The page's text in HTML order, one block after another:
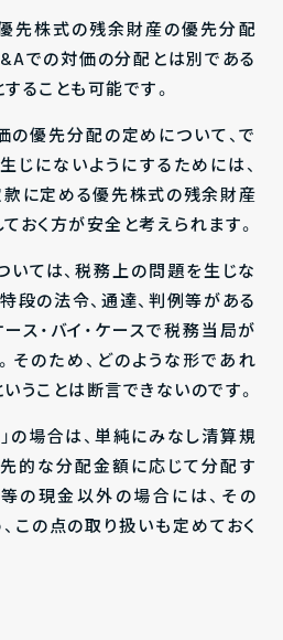
先株式の残余財産の優先分配
での対価の分配とは別である
ることも可能です。
の優先分配の定めについて、で
じにないようにするためには、
款に定める優先株式の残余財産
おく方が安全と考えられます。
いては、税務上の問題を生じな
段の法令、通達、判例等がある
ス・バイ・ケースで税務当局が
そのため、どのような形であれ
うことは断言できないのです。
の場合は、単純にみなし清算規
的な分配金額に応じて分配す
の現金以外の場合には、その
この点の取り扱いも定めておく